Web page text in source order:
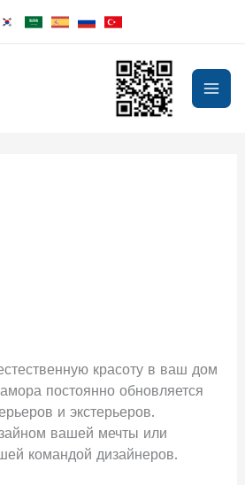
красоту в ваш дом
постоянно обновляется
и экстерьеров.
вашей мечты или
командой дизайнеров.